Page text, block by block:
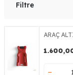
Filtre
ARAÇ